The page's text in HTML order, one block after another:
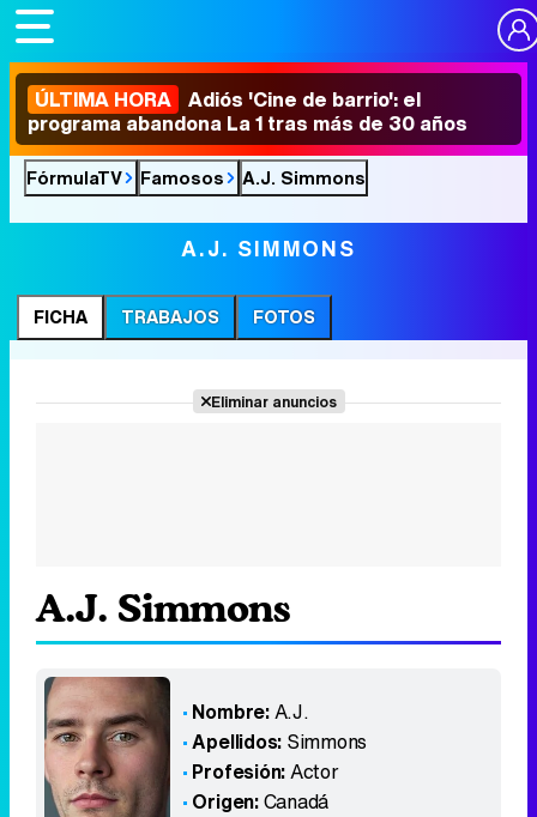
ÚLTIMA HORA Adiós 'Cine de barrio': el
programa abandona La 1 tras más de 30 años
FórmulaTV Famosos A.J. Simmons
A.J. SIMMONS
FICHA TRABAJOS FOTOS
Eliminar anuncios
A.J. Simmons
Nombre:A.J.
Apellidos: Simmons
Profesión:Actor
Origen:Canadá